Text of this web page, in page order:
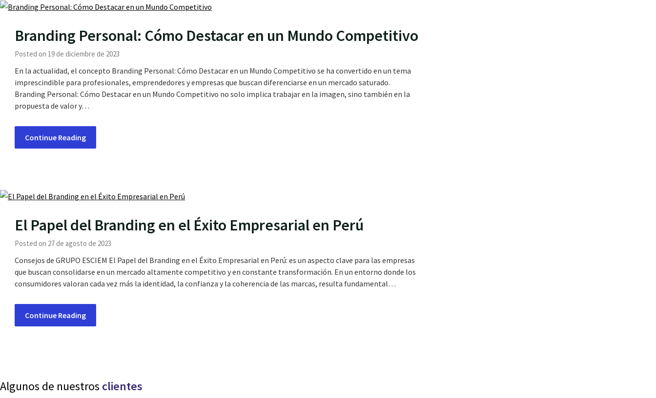
Branding Personal: Cómo Destacar en un Mundo Competitivo
Posted on 19 de diciembre de 2023
En la actualidad, el concepto Branding Personal: Cómo Destacar en un Mundo Competitivo se ha convertido en un tema
imprescindible para profesionales, emprendedores y empresas que buscan diferenciarse en un mercado saturado.
Branding Personal: Cómo Destacar en un Mundo Competitivo no solo implica trabajar en la imagen, sino también en la
propuesta de valor y…
Continue Reading
El Papel del Branding en el Éxito Empresarial en Perú
Posted on 27 de agosto de 2023
Consejos de GRUPO ESCIEM El Papel del Branding en el Éxito Empresarial en Perú: es un aspecto clave para las empresas
que buscan consolidarse en un mercado altamente competitivo y en constante transformación. En un entorno donde los
consumidores valoran cada vez más la identidad, la confianza y la coherencia de las marcas, resulta fundamental…
Continue Reading
Algunos de nuestros clientes